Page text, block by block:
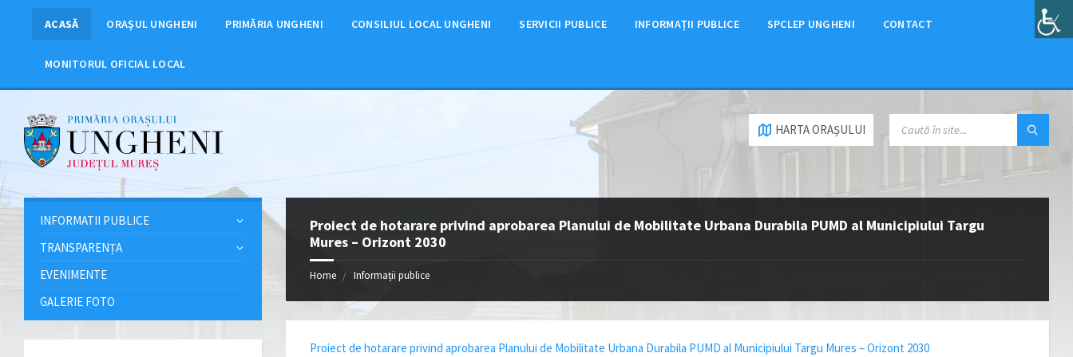
ACASĂ ORAȘUL UNGHENI PRIMĂRIA UNGHENI CONSILIUL LOCAL UNGHENI SERVICII PUBLICE INFORMAȚII PUBLICE SPCLEP UNGHENI CONTACT
MONITORUL OFICIAL LOCAL
HARTA ORAȘULUI
Proiect de hotarare privind aprobarea Planului de Mobilitate Urbana Durabila PUMD al Municipiului Targu
Mures – Orizont 2030
Home Informații publice
Proiect de hotarare privind aprobarea Planului de Mobilitate Urbana Durabila PUMD al Municipiului Targu Mures – Orizont 2030
INFORMATII PUBLICE
TRANSPARENȚA
EVENIMENTE
GALERIE FOTO